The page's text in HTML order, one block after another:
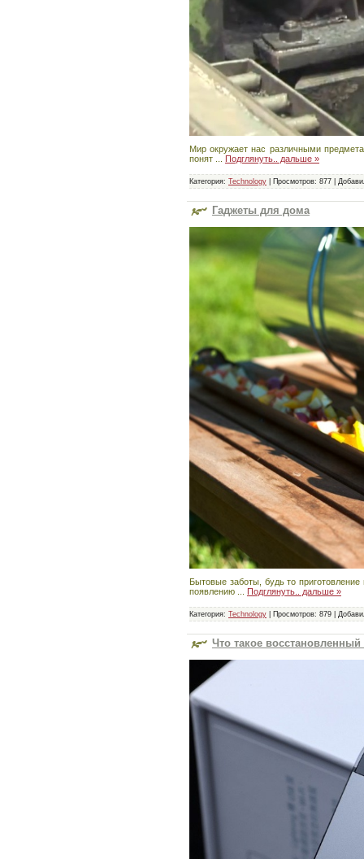
Мир окружает нас различными
понят
Подглянуть.. дальше »
Категория: Technology Просмотров: 877
Гаджеты для дома
Бытовые заботы, будь то
появлению
Подглянуть.. дальше »
Категория: Technology Просмотров: 879
Что такое